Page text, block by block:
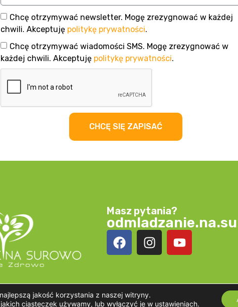
Chcę otrzymywać newsletter. Mogę zrezygnować w każdej
chwili. Akceptuję politykę prywatności.
Chcę otrzymywać wiadomości SMS. Mogę zrezygnować w
każdej chwili. Akceptuję politykę prywatności.
CHCĘ SIĘ ZAPISAĆ
Masz pytania?
jakość korzystania z naszej witryny.
ciasteczek używamy, lub wyłączyć je w ustawieniach.